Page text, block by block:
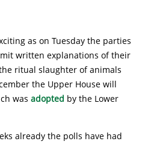
as on Tuesday the parties
written explanations of their
ritual slaughter of animals
the Upper House will
was adopted by the Lower
already the polls have had